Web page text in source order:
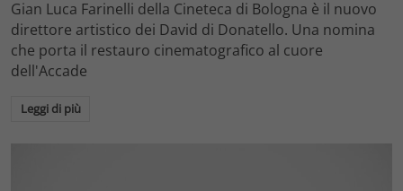
Gian Luca Farinelli della Cineteca di Bologna è il nuovo
direttore artistico dei David di Donatello. Una nomina
che porta il restauro cinematografico al cuore
dell'Accade
Leggi di più